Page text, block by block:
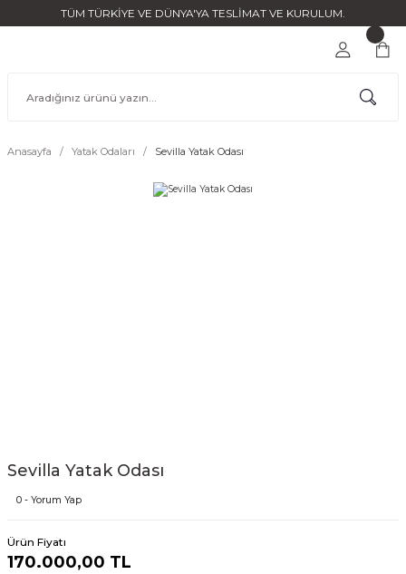
TÜM TÜRKİYE VE DÜNYA'YA TESLİMAT VE KURULUM.
Anasayfa Yatak Odaları Sevilla Yatak Odası
Sevilla Yatak Odası
0 - Yorum Yap
Ürün Fiyatı
170.000,00 TL